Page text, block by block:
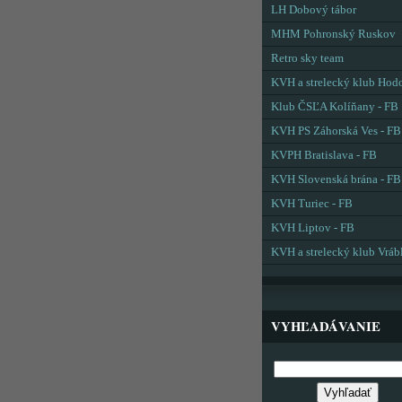
LH Dobový tábor
MHM Pohronský Ruskov
Retro sky team
KVH a strelecký klub
Klub ČSĽA Kolíňany - FB
KVH PS Záhorská Ves - FB
KVPH Bratislava - FB
KVH Slovenská brána - FB
KVH Turiec - FB
KVH Liptov - FB
KVH a strelecký klub
VYHĽADÁVANIE